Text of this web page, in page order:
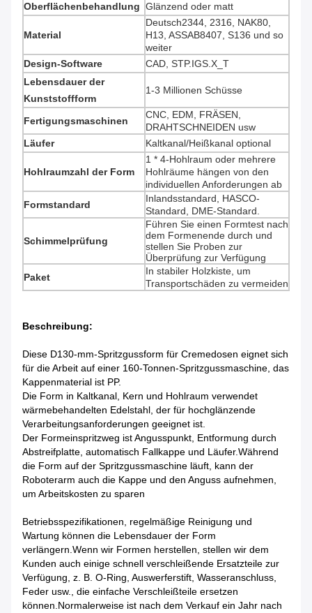
Oberflächenbehandlung Glänzend oder matt
Material
Deutsch2344, 2316, NAK80,
H13, ASSAB8407, S136 und so
weiter
Design-Software
CAD, STP.IGS.X_T
Lebensdauer der
Kunststoffform
1-3 Millionen Schüsse
Fertigungsmaschinen
CNC, EDM, FRÄSEN,
DRAHTSCHNEIDEN usw
Läufer
Kaltkanal/Heißkanal optional
Hohlraumzahl der Form
1 * 4-Hohlraum oder mehrere
Hohlräume hängen von den
individuellen Anforderungen ab
Formstandard
Inlandsstandard, HASCO-
Standard, DME-Standard.
Schimmelprüfung
Führen Sie einen Formtest nach
dem Formenende durch und
stellen Sie Proben zur
Überprüfung zur Verfügung
Paket
In stabiler Holzkiste, um
Transportschäden zu vermeiden
Beschreibung:
Diese D130-mm-Spritzgussform für Cremedosen eignet sich
für die Arbeit auf einer 160-Tonnen-Spritzgussmaschine, das
Kappenmaterial ist PP.
Die Form in Kaltkanal, Kern und Hohlraum verwendet
wärmebehandelten Edelstahl, der für hochglänzende
Verarbeitungsanforderungen geeignet ist.
Der Formeinspritzweg ist Angusspunkt, Entformung durch
Abstreifplatte, automatisch Fallkappe und Läufer.Während
die Form auf der Spritzgussmaschine läuft, kann der
Roboterarm auch die Kappe und den Anguss aufnehmen,
um Arbeitskosten zu sparen
Betriebsspezifikationen, regelmäßige Reinigung und
Wartung können die Lebensdauer der Form
verlängern.Wenn wir Formen herstellen, stellen wir dem
Kunden auch einige schnell verschleißende Ersatzteile zur
Verfügung, z. B. O-Ring, Auswerferstift, Wasseranschluss,
Feder usw., die einfache Verschleißteile ersetzen
können.Normalerweise ist nach dem Verkauf ein Jahr nach